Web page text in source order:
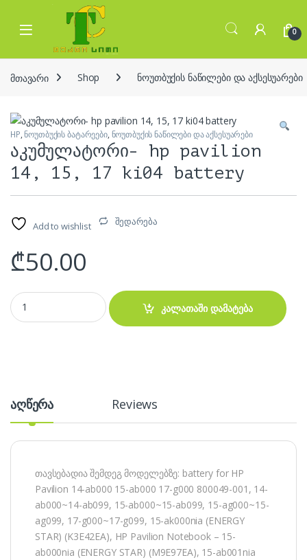
Skip to navigation
Skip to content
Open 0
მთავარი Shop ნოუთბუქის ნაწილები და აქსესუარები
HP,ნოუთბუქის ბატარეები, ნოუთბუქის ნაწილები და აქსესუარები
აკუმულატორი- hp pavilion
14, 15, 17 ki04 battery
Add to wishlist შედარება
₾50.00
აკუმულატორი- hp pavilion 14, 15, 17 ki04 battery quantity
კალათაში დამატება
აღწერა Reviews
თავსებადია შემდეგ მოდელებზე: battery for HP
Pavilion 14-ab000 15-ab000 17-g000 800049-001, 14-
ab000~14-ab099, 15-ab000~15-ab099, 15-ag000~15-
ag099, 17-g000~17-g099, 15-ak000nia (ENERGY
STAR) (K3E42EA), HP Pavilion Notebook – 15-
ab000nia (ENERGY STAR) (M9E97EA), 15-ab001nia